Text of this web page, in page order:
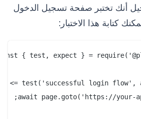
أنك تختبر صفحة تسجيل الدخول
كتابة هذا الاختبار: